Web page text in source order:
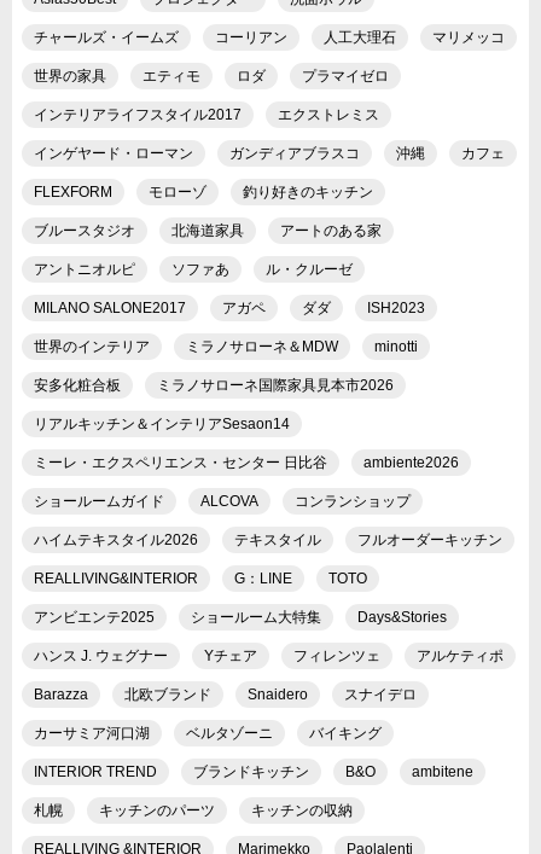
チャールズ・イームズ コーリアン 人工大理石 マリメッコ
世界の家具 エティモ ロダ プラマイゼロ
インテリアライフスタイル2017 エクストレミス
インゲヤード・ローマン ガンディアブラスコ 沖縄 カフェ
FLEXFORM モローゾ 釣り好きのキッチン
ブルースタジオ 北海道家具 アートのある家
アントニオルピ ソファあ ル・クルーゼ
MILANO SALONE2017 アガペ ダダ ISH2023
世界のインテリア ミラノサローネ＆MDW minotti
安多化粧合板 ミラノサローネ国際家具見本市2026
リアルキッチン＆インテリアSesaon14
ミーレ・エクスペリエンス・センター 日比谷 ambiente2026
ショールームガイド ALCOVA コンランショップ
ハイムテキスタイル2026 テキスタイル フルオーダーキッチン
REALLIVING&INTERIOR G：LINE TOTO
アンビエンテ2025 ショールーム大特集 Days&Stories
ハンス J. ウェグナー Yチェア フィレンツェ アルケティポ
Barazza 北欧ブランド Snaidero スナイデロ
カーサミア河口湖 ベルタゾーニ バイキング
INTERIOR TREND ブランドキッチン B&O ambitene
札幌 キッチンのパーツ キッチンの収納
REALLIVING &INTERIOR Marimekko Paolalenti